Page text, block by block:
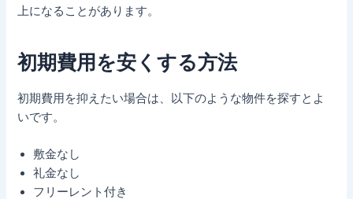
上になることがあります。
初期費用を安くする方法
初期費用を抑えたい場合は、以下のような物件を探すとよ
いです。
敷金なし
礼金なし
フリーレント付き